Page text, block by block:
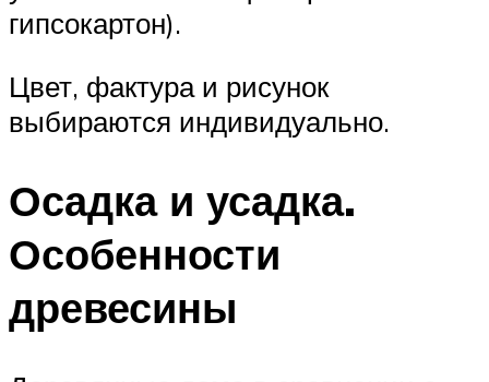
гипсокартон).
Цвет, фактура и рисунок
выбираются индивидуально.
Осадка и усадка.
Особенности
древесины